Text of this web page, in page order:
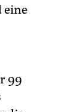
eine
99